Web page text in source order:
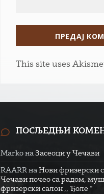
This site uses
ПОСЉЕДЊИ
Marko наЗасеоци у Чечави
RAARR наНови фризерски
Чечави почео са радом,
фризерски салон ,, Ђоле “